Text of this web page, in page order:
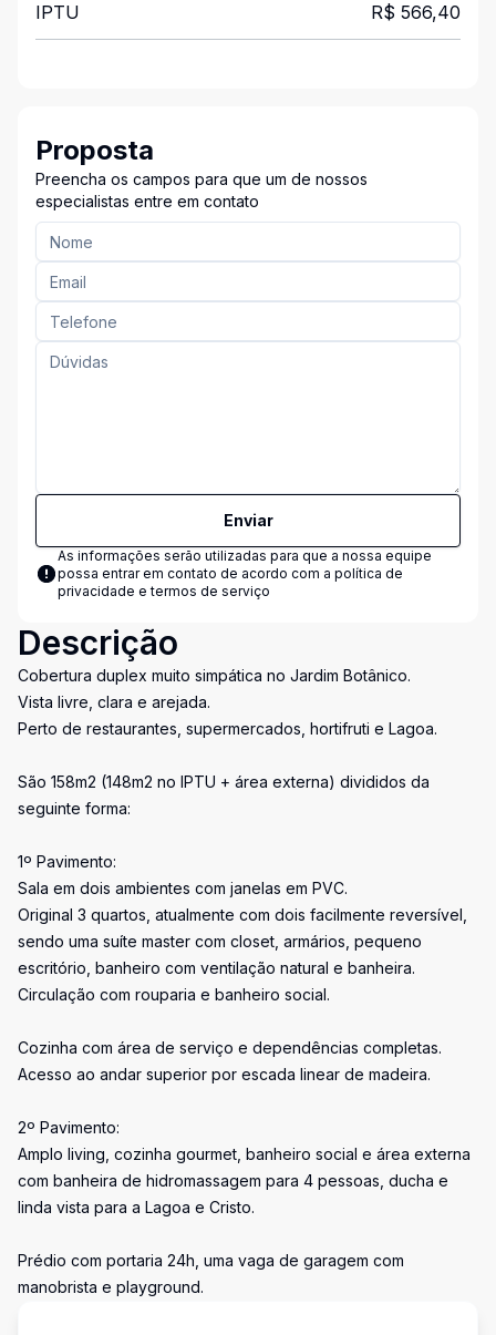
IPTU R$ 566,40
Proposta
Preencha os campos para que um de nossos
especialistas entre em contato
Enviar
As informações serão utilizadas para que a nossa equipe
possa entrar em contato de acordo com a política de
privacidade e termos de serviço
Descrição
Cobertura duplex muito simpática no Jardim Botânico.
Vista livre, clara e arejada.
Perto de restaurantes, supermercados, hortifruti e Lagoa.
São 158m2 (148m2 no IPTU + área externa) divididos da
seguinte forma:
1º Pavimento:
Sala em dois ambientes com janelas em PVC.
Original 3 quartos, atualmente com dois facilmente reversível,
sendo uma suíte master com closet, armários, pequeno
escritório, banheiro com ventilação natural e banheira.
Circulação com rouparia e banheiro social.
Cozinha com área de serviço e dependências completas.
Acesso ao andar superior por escada linear de madeira.
2º Pavimento:
Amplo living, cozinha gourmet, banheiro social e área externa
com banheira de hidromassagem para 4 pessoas, ducha e
linda vista para a Lagoa e Cristo.
Prédio com portaria 24h, uma vaga de garagem com
manobrista e playground.